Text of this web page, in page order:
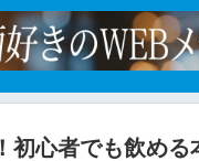
初心者でも飲める